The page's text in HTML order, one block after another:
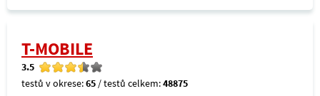
T-MOBILE
3.5
testů v okrese:65 / testů celkem:48875